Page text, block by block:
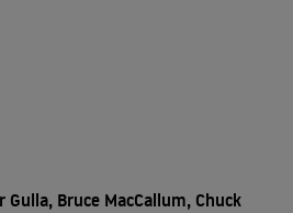
Bruce MacCallum, Chuck